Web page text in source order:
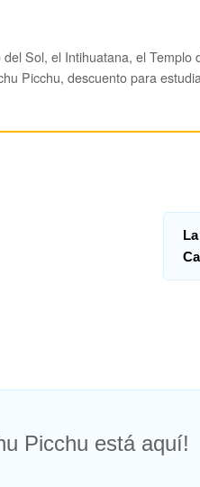
Sol, el Intihuatana, el Templo
Picchu, descuento para
Picchu está aquí!